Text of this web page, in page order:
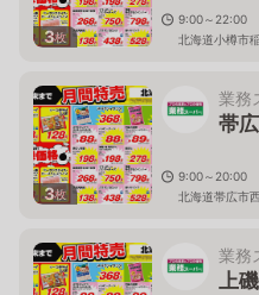
3枚
9:00～22:00
北海道小樽市
3枚
業務
帯
9:00～20:00
北海道帯広市
業務
上